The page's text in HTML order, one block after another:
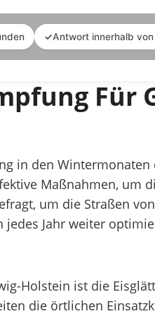
✓Antwort innerhalb
Für
in den
Maßnahmen, um
um die Straßen
Jahr weiter
Holstein ist die
die örtlichen